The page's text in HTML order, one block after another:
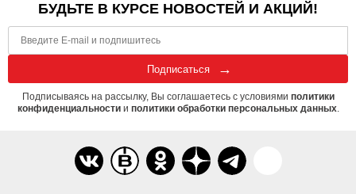
БУДЬТЕ В КУРСЕ НОВОСТЕЙ И АКЦИЙ!
Подписаться
Подписываясь на рассылку, Вы соглашаетесь с условиями политики
конфиденциальностии политики обработки персональных данных.